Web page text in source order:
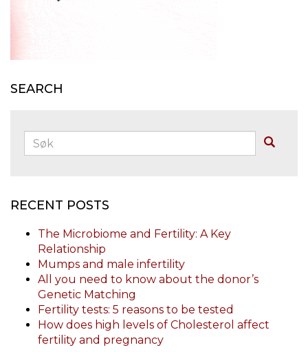
SEARCH
Søk:
RECENT POSTS
The Microbiome and Fertility: A Key
Relationship
Mumps and male infertility
All you need to know about the donor’s
Genetic Matching
Fertility tests: 5 reasons to be tested
How does high levels of Cholesterol affect
fertility and pregnancy